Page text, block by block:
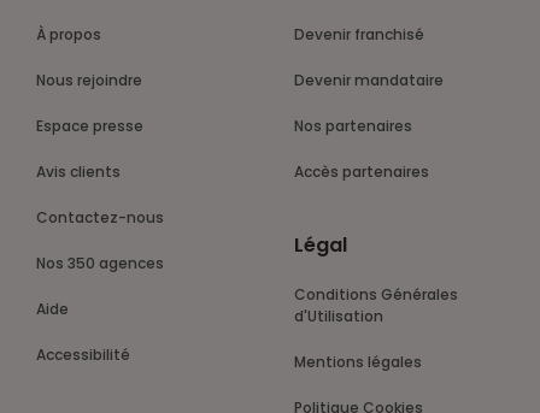
À propos
Nous rejoindre
Espace presse
Avis clients
Contactez-nous
Nos 350 agences
Aide
Accessibilité
Devenir franchisé
Devenir mandataire
Nos partenaires
Accès partenaires
Légal
Conditions Générales
d'Utilisation
Mentions légales
Politique Cookies